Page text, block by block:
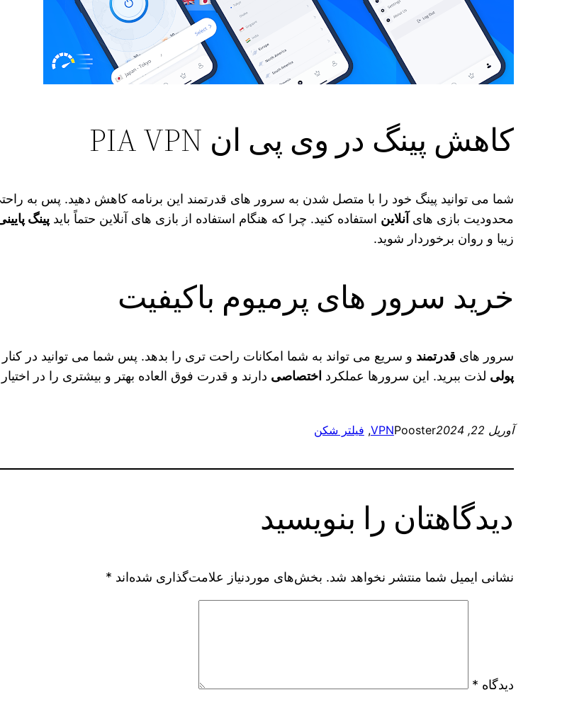
کاهش پینگ در وی پی ان PIA VPN
شما می‌ توانید پینگ خود را با متصل شدن به سرور های قدرتمند این برنامه کاهش دهید. پس به
محدودیت بازی‌ های آنلاین استفاده کنید. چرا که هنگام استفاده از بازی ‌های آنلاین حتماً بایدپینگ
زیبا و روان برخوردار شوید.
خرید سرور های پرمیوم باکیفیت
سرور های قدرتمند و سریع می‌ تواند به شما امکانات راحت‌ تری را بدهد. پس شما می‌ توانید در
پولی لذت ببرید. این سرورها عملکرد اختصاصی دارند و قدرت فوق العاده بهتر و بیشتری را در
آوریل 22, 2024 Pooster
VPN
, فیلتر شکن
دیدگاهتان را بنویسید
نشانی ایمیل شما منتشر نخواهد شد. بخش‌های موردنیاز علامت‌گذاری شده‌اند *
دیدگاه *